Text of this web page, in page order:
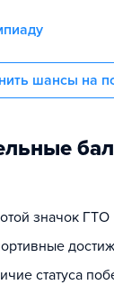
шансы на
значок ГТО
статуса